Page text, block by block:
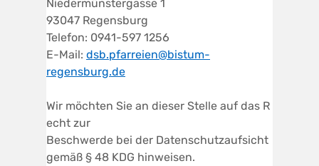
Niedermünstergasse 1
93047 Regensburg
Telefon: 0941-597 1256
E-Mail: dsb.pfarreien@bistum-
regensburg.de
Wir möchten Sie an dieser Stelle auf das R
echt zur
Beschwerde bei der Datenschutzaufsicht
gemäß § 48 KDG hinweisen.